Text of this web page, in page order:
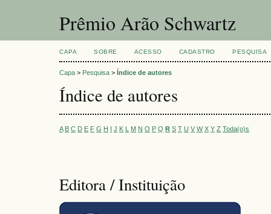
Prêmio Arão Schwartz
CAPA SOBRE ACESSO CADASTRO PESQUISA
Capa > Pesquisa > Índice de autores
Índice de autores
A B C D E F G H I J K L M N O P Q R S T U V W X Y Z Toda(o)s
Editora / Instituição